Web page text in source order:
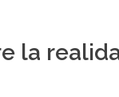
la